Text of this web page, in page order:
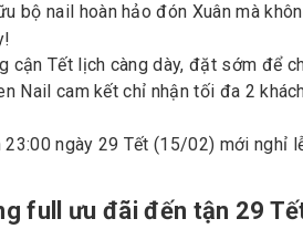
bộ nail hoàn hảo đón Xuân mà
cận Tết lịch càng dày, đặt sớm để
Nail cam kết chỉ nhận tối đa 2
ngày 29 Tết (15/02) mới nghỉ
full ưu đãi đến tận 29